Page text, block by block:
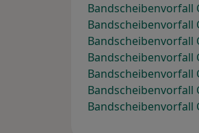
Bandscheibenvorfall
Bandscheibenvorfall
Bandscheibenvorfall
Bandscheibenvorfall
Bandscheibenvorfall
Bandscheibenvorfall
Bandscheibenvorfall